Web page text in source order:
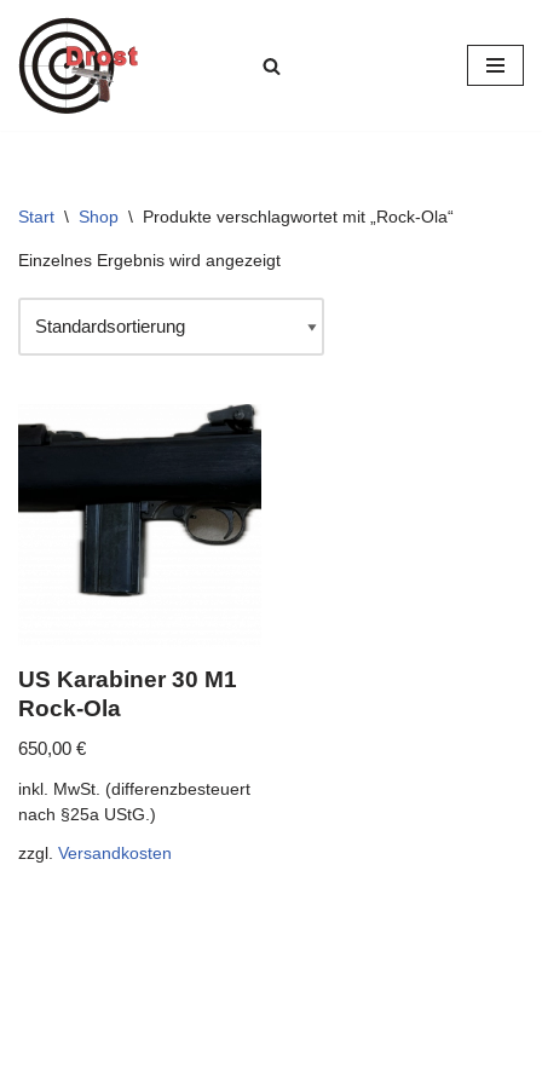
Zum
Inhalt
Start \ Shop \ Produkte verschlagwortet mit „Rock-Ola“
Einzelnes Ergebnis wird angezeigt
US Karabiner 30 M1
Rock-Ola
650,00 €
inkl. MwSt. (differenzbesteuert
nach §25a UStG.)
zzgl. Versandkosten